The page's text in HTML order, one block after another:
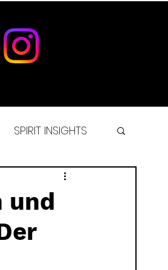
SPIRIT INSIGHTS
und